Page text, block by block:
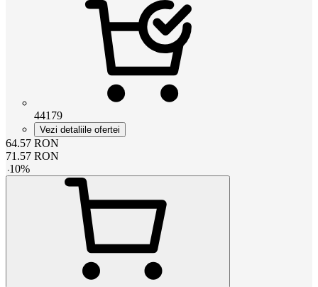
44179
Vezi detaliile ofertei
64.57 RON
71.57 RON
-10%